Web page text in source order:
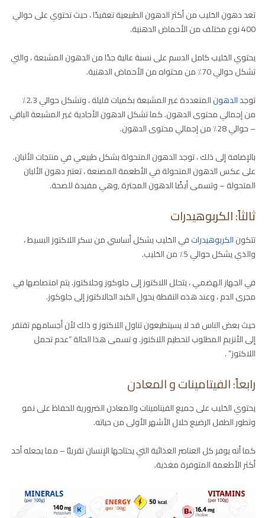
تعد دهون الحَليب من أكثر الدهون الطبيعية تعقيدًا ، حيث تحتوي على حوالي
400 نوع مختلف من الأحماض الدهنية.
يحتوي الحَليب كامل الدسم على نسبة عالية جدًا من الدهون المشبعة ، والتي
تشكل حوالي 70٪ من محتواه من الأحماض الدهنية.
توجدالدهون
المتعددة غير المشبعة بكميات قليلة ، وتشكل حوالي 2.3٪
من إجمالي محتوى الدهون. كما تشكل الدهون الأحادية غير المشبعة الباقي
– حوالي 28٪ من إجمالي محتوى الدهون.
بالإضافة إلى ذلك ، توجد الدهون المتحولة بشكل طبيعي في منتجات الألبان.
على عكس الدهون المتحولة في الأطعمة المصنعة ، تعتبر دهون الألبان
المتحولة – وتسمى أيضًا الدهون المجترة ,وهي مفيدة للصحة.
ثالثاً: الكربوهيدرات
تتكونالكربوهيدراتفي الحَليب بشكل أساسي من سكر اللاكتوز البسيط ،
والذي يشكل حوالي 5٪ من الحَليب.
في الجهاز الهضمي ، يتحلل اللاكتوز إلى جلوكوز وجلاكتوز. يتم امتصاصها في
مجرى الدم ، وعند هذه النقطة يحول الكبد الجالاكتوز إلى جلوكوز.
حيث بعض الناس قد لا يسيتطيعون تناول اللاكتوز و ذلك لأن أجسامهم تفتقر
إلى الأنزيم المطلوب لتحطيم اللاكتوز. و تسمى هذا الحالة “عدم تحمل
اللاكتوز” .
رابعاً: الفيتامينات و المعادن
يحتوي الحَليب على جميع الفيتامينات والمعادن الضرورية للحفاظ على نمو
وتطور الطفل الرضيع خلال الأشهر الأولى من حياته.
كما أنه يوفر كل العناصر الغذائية التي يحتاجها الإنسان تقريبًا – مما يجعله أحد
أكثر الأطعمة المتوفرة مغذية.